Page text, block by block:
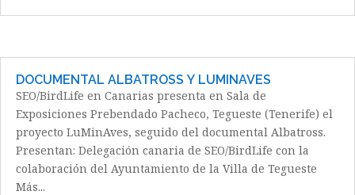
DOCUMENTAL ALBATROSS Y LUMINAVES
SEO/BirdLife en Canarias presenta en Sala de
Exposiciones Prebendado Pacheco, Tegueste (Tenerife) el
proyecto LuMinAves, seguido del documental Albatross.
Presentan: Delegación canaria de SEO/BirdLife con la
colaboración del Ayuntamiento de la Villa de Tegueste
Más...